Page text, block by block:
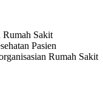
Rumah Sakit
Pasien
Rumah Sakit